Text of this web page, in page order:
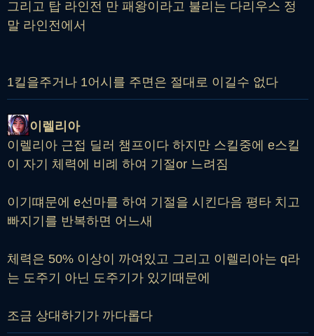
그리고 탑 라인전 만 패왕이라고 불리는 다리우스 정
말 라인전에서
1킬을주거나 1어시를 주면은 절대로 이길수 없다
이렐리아
이렐리아 근접 딜러 챔프이다 하지만 스킬중에 e스킬
이 자기 체력에 비례 하여 기절or 느려짐
이기떄문에 e선마를 하여 기절을 시킨다음 평타 치고
빠지기를 반복하면 어느새
체력은 50% 이상이 까여있고 그리고 이렐리아는 q라
는 도주기 아닌 도주기가 있기때문에
조금 상대하기가 까다롭다